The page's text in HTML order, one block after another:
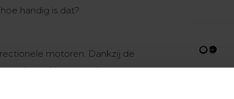
handig is dat?
motoren. Dankzij de
je snel je zonwering toe en